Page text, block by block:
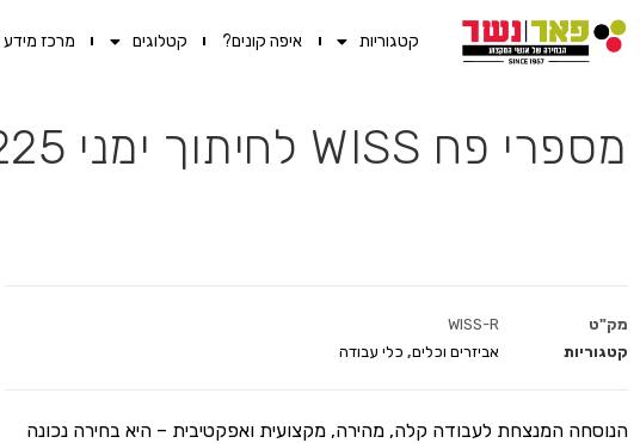
קטגוריות איפה קונים? קטלוגים מרכז
מספרי פח WISS לחיתוך ימני 225 מ"מ ירוק (M2R)
מק"ט
WISS-R
קטגוריות
אביזרים וכלים, כלי עבודה
הנוסחה המנצחת לעבודה קלה, מהירה, מקצועית ואפקטיבית – היא בחירה נכונה